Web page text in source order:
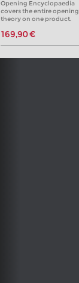
Opening Encyclopaedia
covers the entire opening
theory on one product.
169,90 €